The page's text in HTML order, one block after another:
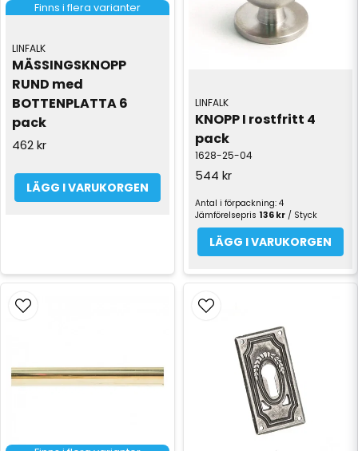
Finns i flera varianter
LINFALK
MÄSSINGSKNOPP
RUND med
BOTTENPLATTA 6
pack
462 kr
LÄGG I VARUKORGEN
LINFALK
KNOPP I rostfritt 4
pack
1628-25-04
544 kr
Antal i förpackning: 4
Jämförelsepris 136 kr / Styck
LÄGG I VARUKORGEN